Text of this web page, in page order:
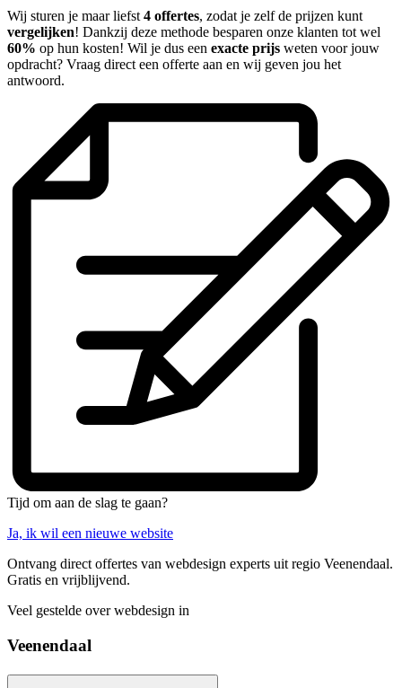
Wij sturen je maar liefst 4 offertes, zodat je zelf de prijzen kunt
vergelijken! Dankzij deze methode besparen onze klanten tot wel
60% op hun kosten! Wil je dus een exacte prijs weten voor jouw
opdracht? Vraag direct een offerte aan en wij geven jou het
antwoord.
Tijd om aan de slag te gaan?
Ja, ik wil een nieuwe website
Ontvang direct offertes van webdesign experts uit regio Veenendaal.
Gratis en vrijblijvend.
Veel gestelde over webdesign in
Veenendaal